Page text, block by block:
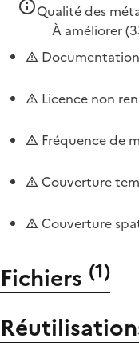
Qualité des
À améliorer
Licence non
Fréquence de
Couverture
Couverture
Fichiers (1)